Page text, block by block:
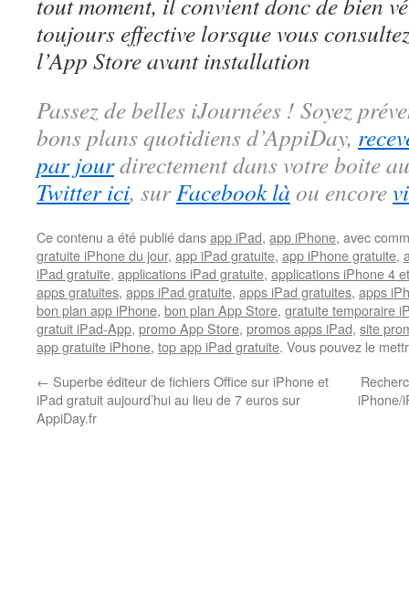
toujours effective lorsque vous
l’App Store avant installation
Passez de belles iJournées ! Soyez
bons plans quotidiens d’AppiDay,
par jourdirectement dans votre boite
Twitter ici, surFacebook là ou encore
Ce contenu a été publié dansapp iPad, app iPhone, avec
gratuite iPhone du jour, app iPad gratuite, app iPhone gratuite,
iPad gratuite, applications iPad gratuite, applications iPhone 4
apps gratuites, apps iPad gratuite, apps iPad gratuites, apps
bon plan app iPhone, bon plan App Store, gratuite temporaire
gratuit iPad-App, promo App Store, promos apps iPad, site
app gratuite iPhone, top app iPad gratuite. Vous pouvez le
← Superbe éditeur de fichiers Office sur iPhone et
iPad gratuit aujourd’hui au lieu de 7 euros sur
AppiDay.fr
iPhone/